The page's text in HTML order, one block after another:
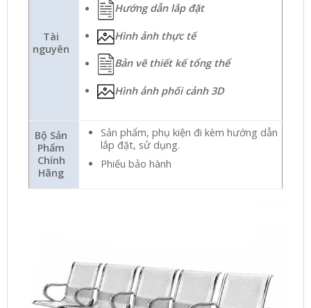
Tài
nguyên
Hướng dẫn lắp đặt
Hình ảnh thực tế
Bản vẽ thiết kế tổng thể
Hình ảnh phối cảnh 3D
Bộ Sản
Phẩm
Chính
Hãng
Sản phẩm, phụ kiện đi kèm hướng dẫn
lắp đặt, sử dụng.
Phiếu bảo hành